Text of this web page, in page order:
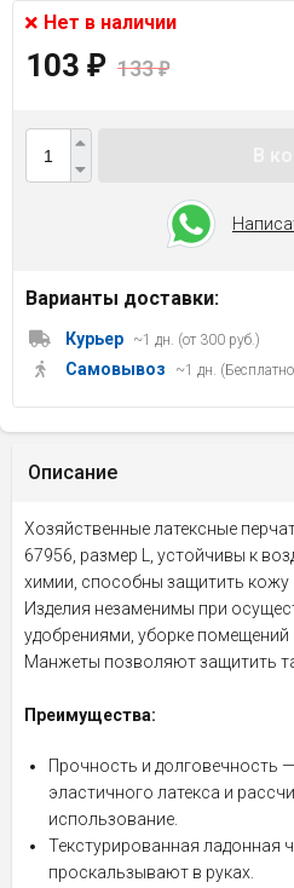
Нет в наличии
103 ₽ 133₽
Варианты доставки:
Курьер ~1 дн. (от 300 руб.)
Самовывоз ~1 дн.
Описание
Хозяйственные латексные
67956, размер L, устойчивы к
химии, способны защитить кожу
Изделия незаменимы при
удобрениями, уборке помещений
Манжеты позволяют защитить
Преимущества:
Прочность и долговечность
эластичного латекса и
использование.
Текстурированная ладонная
проскальзывают в руках.